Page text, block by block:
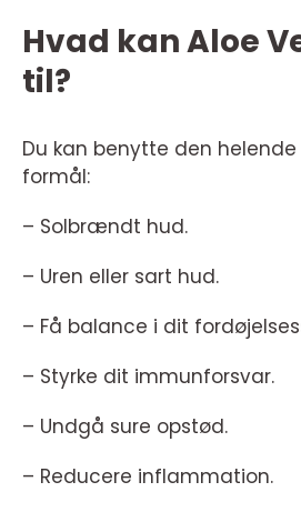
Hvad kan Aloe
til?
Du kan benytte den
formål:
– Solbrændt hud.
– Uren eller sart hud.
– Få balance i dit
– Styrke dit immunforsvar.
– Undgå sure opstød.
– Reducere inflammation.